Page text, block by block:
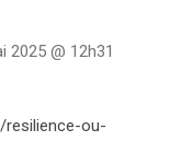
2025 @ 12h31
resilience-ou-